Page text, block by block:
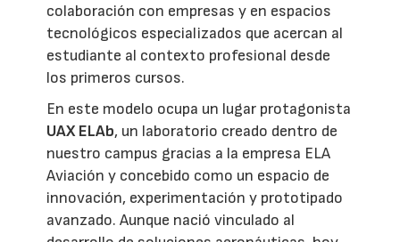
colaboración con empresas y en espacios
tecnológicos especializados que acercan al
estudiante al contexto profesional desde
los primeros cursos.
En este modelo ocupa un lugar protagonista
UAX ELAb, un laboratorio creado dentro de
nuestro campus gracias a la empresa ELA
Aviación y concebido como un espacio de
innovación, experimentación y prototipado
avanzado. Aunque nació vinculado al